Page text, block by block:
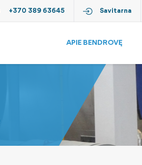
+370 389 63645 Savitarna
APIE BENDROVĘ